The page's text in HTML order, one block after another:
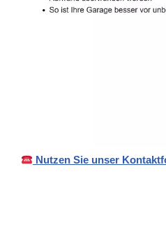
Nutzen Sie unser